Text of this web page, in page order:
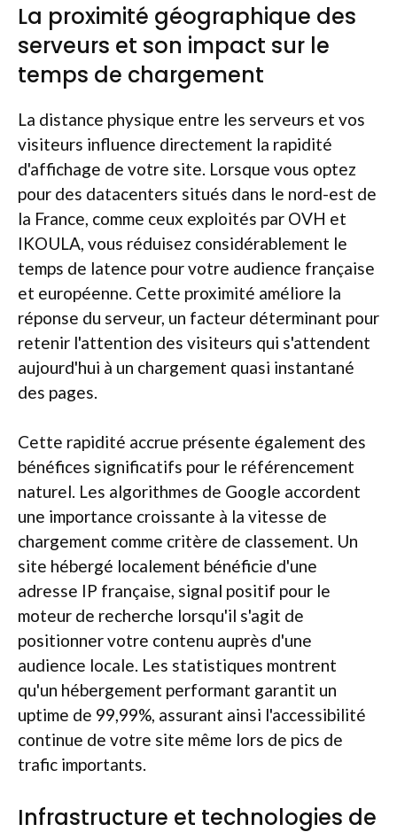
La proximité géographique des
serveurs et son impact sur le
temps de chargement
La distance physique entre les serveurs et vos
visiteurs influence directement la rapidité
d'affichage de votre site. Lorsque vous optez
pour des datacenters situés dans le nord-est de
la France, comme ceux exploités par OVH et
IKOULA, vous réduisez considérablement le
temps de latence pour votre audience française
et européenne. Cette proximité améliore la
réponse du serveur, un facteur déterminant pour
retenir l'attention des visiteurs qui s'attendent
aujourd'hui à un chargement quasi instantané
des pages.
Cette rapidité accrue présente également des
bénéfices significatifs pour le référencement
naturel. Les algorithmes de Google accordent
une importance croissante à la vitesse de
chargement comme critère de classement. Un
site hébergé localement bénéficie d'une
adresse IP française, signal positif pour le
moteur de recherche lorsqu'il s'agit de
positionner votre contenu auprès d'une
audience locale. Les statistiques montrent
qu'un hébergement performant garantit un
uptime de 99,99%, assurant ainsi l'accessibilité
continue de votre site même lors de pics de
trafic importants.
Infrastructure et technologies de